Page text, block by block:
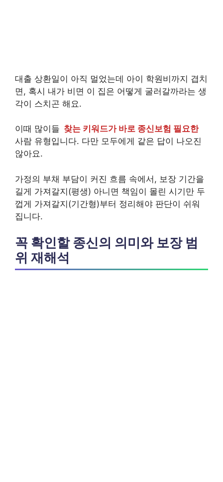
대출 상환일이 아직 멀었는데 아이 학원비까지 겹치
면, 혹시 내가 비면 이 집은 어떻게 굴러갈까라는 생
각이 스치곤 해요.
이때 많이들 찾는 키워드가 바로 종신보험 필요한
사람 유형입니다. 다만 모두에게 같은 답이 나오진
않아요.
가정의 부채 부담이 커진 흐름 속에서, 보장 기간을
길게 가져갈지(평생) 아니면 책임이 몰린 시기만 두
껍게 가져갈지(기간형)부터 정리해야 판단이 쉬워
집니다.
꼭 확인할 종신의 의미와 보장 범
위 재해석